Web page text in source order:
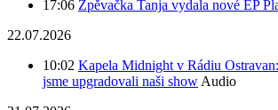
17:06 Zpěvačka Tanja vydala nové EP
22.07.2026
10:02 Kapela Midnight v Rádiu
jsme upgradovali naši show Audio